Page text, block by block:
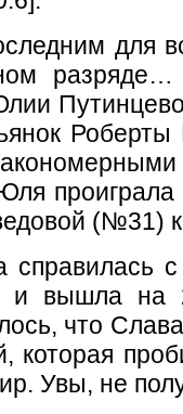
для
(№31)
на
что Слава
которая
Увы, не